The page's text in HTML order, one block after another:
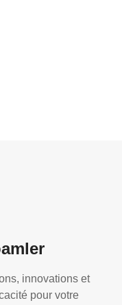
innovations et
pour votre